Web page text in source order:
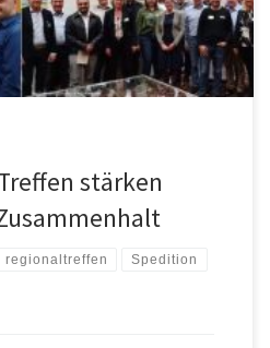
für die Region […]
stärken
regionaltreffen Spedition